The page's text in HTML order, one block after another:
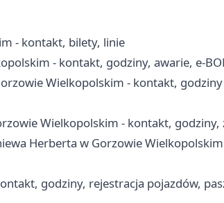
- kontakt, bilety, linie
- kontakt, godziny, awarie, e-
Wielkopolskim - kontakt, godziny
Wielkopolskim - kontakt, godziny,
Herberta w Gorzowie
godziny, rejestracja pojazdów,